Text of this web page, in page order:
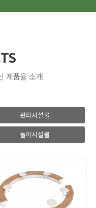
제품을 소개
관리시설물
놀이시설물